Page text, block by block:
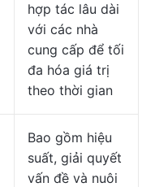
hợp tác lâu dài
với các nhà
cung cấp để tối
đa hóa giá trị
theo thời gian
Bao gồm hiệu
suất, giải quyết
vấn đề và nuôi